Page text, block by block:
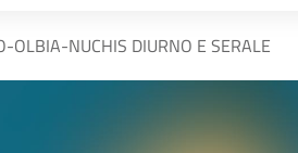
NUCHIS DIURNO E SERALE